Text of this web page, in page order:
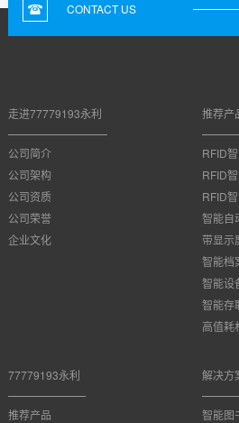
CONTACT US
走进77779193永利
公司简介
公司架构
公司资质
公司荣誉
企业文化
推荐产
RFID
RFID
RFID
智能自
带显示
智能档
智能设
智能存
高值耗
77779193永利
推荐产品
解决方
智能图